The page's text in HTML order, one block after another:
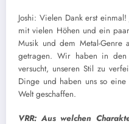
Joshi: Vielen Dank erst
mit vielen Höhen und ein
Musik und dem Metal-Genre
getragen. Wir haben in den
versucht, unseren Stil zu
Dinge und haben uns so
Welt geschaffen.
VRR: Aus welchen